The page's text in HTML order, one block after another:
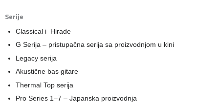
Serije
Classical i Hirade
G Serija – pristupačna serija sa proizvodnjom u kini
Legacy serija
Akustične bas gitare
Thermal Top serija
Pro Series 1–7 – Japanska proizvodnja